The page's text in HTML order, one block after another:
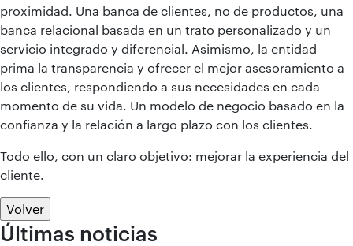
proximidad. Una banca de clientes, no de productos, una
banca relacional basada en un trato personalizado y un
servicio integrado y diferencial. Asimismo, la entidad
prima la transparencia y ofrecer el mejor asesoramiento a
los clientes, respondiendo a sus necesidades en cada
momento de su vida. Un modelo de negocio basado en la
confianza y la relación a largo plazo con los clientes.
Todo ello, con un claro objetivo: mejorar la experiencia del
cliente.
Volver
Últimas noticias